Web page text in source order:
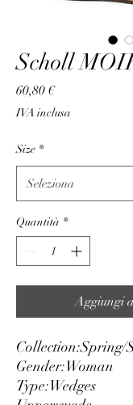
Scholl
60,80 €Prezzo
IVA inclusa
Size *
Quantità *
Aggiungi
Collection:Spring/
Gender:Woman
Type:Wedges